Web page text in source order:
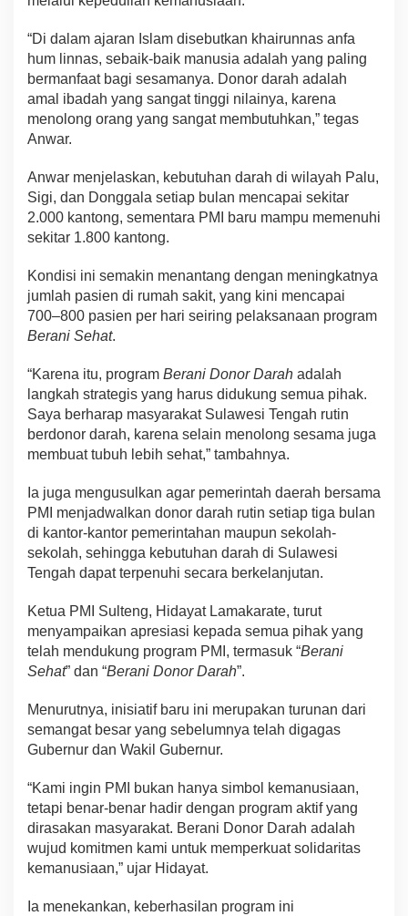
“Di dalam ajaran Islam disebutkan khairunnas anfa
hum linnas, sebaik-baik manusia adalah yang paling
bermanfaat bagi sesamanya. Donor darah adalah
amal ibadah yang sangat tinggi nilainya, karena
menolong orang yang sangat membutuhkan,” tegas
Anwar.
Anwar menjelaskan, kebutuhan darah di wilayah Palu,
Sigi, dan Donggala setiap bulan mencapai sekitar
2.000 kantong, sementara PMI baru mampu memenuhi
sekitar 1.800 kantong.
Kondisi ini semakin menantang dengan meningkatnya
jumlah pasien di rumah sakit, yang kini mencapai
700–800 pasien per hari seiring pelaksanaan program
Berani Sehat.
“Karena itu, program Berani Donor Darah adalah
langkah strategis yang harus didukung semua pihak.
Saya berharap masyarakat Sulawesi Tengah rutin
berdonor darah, karena selain menolong sesama juga
membuat tubuh lebih sehat,” tambahnya.
Ia juga mengusulkan agar pemerintah daerah bersama
PMI menjadwalkan donor darah rutin setiap tiga bulan
di kantor-kantor pemerintahan maupun sekolah-
sekolah, sehingga kebutuhan darah di Sulawesi
Tengah dapat terpenuhi secara berkelanjutan.
Ketua PMI Sulteng, Hidayat Lamakarate, turut
menyampaikan apresiasi kepada semua pihak yang
telah mendukung program PMI, termasuk “Berani
Sehat” dan “Berani Donor Darah”.
Menurutnya, inisiatif baru ini merupakan turunan dari
semangat besar yang sebelumnya telah digagas
Gubernur dan Wakil Gubernur.
“Kami ingin PMI bukan hanya simbol kemanusiaan,
tetapi benar-benar hadir dengan program aktif yang
dirasakan masyarakat. Berani Donor Darah adalah
wujud komitmen kami untuk memperkuat solidaritas
kemanusiaan,” ujar Hidayat.
Ia menekankan, keberhasilan program ini